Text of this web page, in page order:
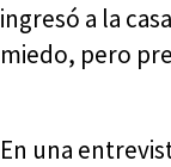
ingresó a la
miedo, pero
En una